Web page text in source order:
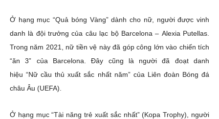
Ở hạng mục “Quả bóng Vàng” dành cho nữ, người được vinh
danh là đội trưởng của câu lạc bộ Barcelona – Alexia Putellas.
Trong năm 2021, nữ tiền vệ này đã góp công lớn vào chiến tích
“ăn 3” của Barcelona. Đây cũng là người đã đoạt danh
hiệu “Nữ cầu thủ xuất sắc nhất năm” của Liên đoàn Bóng đá
châu Âu (UEFA).
Ở hạng mục “Tài năng trẻ xuất sắc nhất” (Kopa Trophy), người